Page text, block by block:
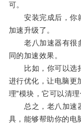
可。
安装完成后，你就
加速升级了。
老八加速器有很多
同的加速效果。
比如，你可以选择
进行优化，让电脑更
理”模块，它可以清
总之，老八加速器
具，能够帮助你的电